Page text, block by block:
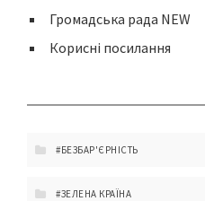
Громадська рада NEW
Корисні посилання
#БЕЗБАР'ЄРНІСТЬ
#ЗЕЛЕНА КРАЇНА